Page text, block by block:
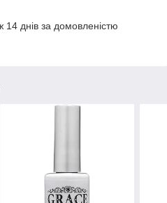
днів за домовленістю